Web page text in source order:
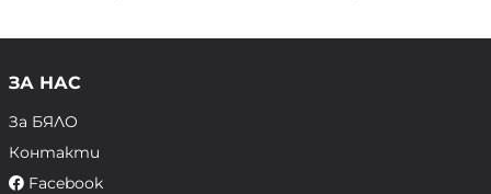
ЗА НАС
За БЯЛО
Контакти
Facebook